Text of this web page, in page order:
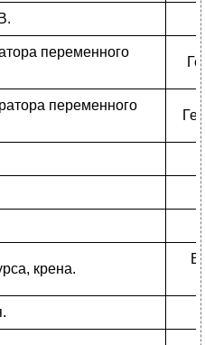
переменного
переменного
крена.